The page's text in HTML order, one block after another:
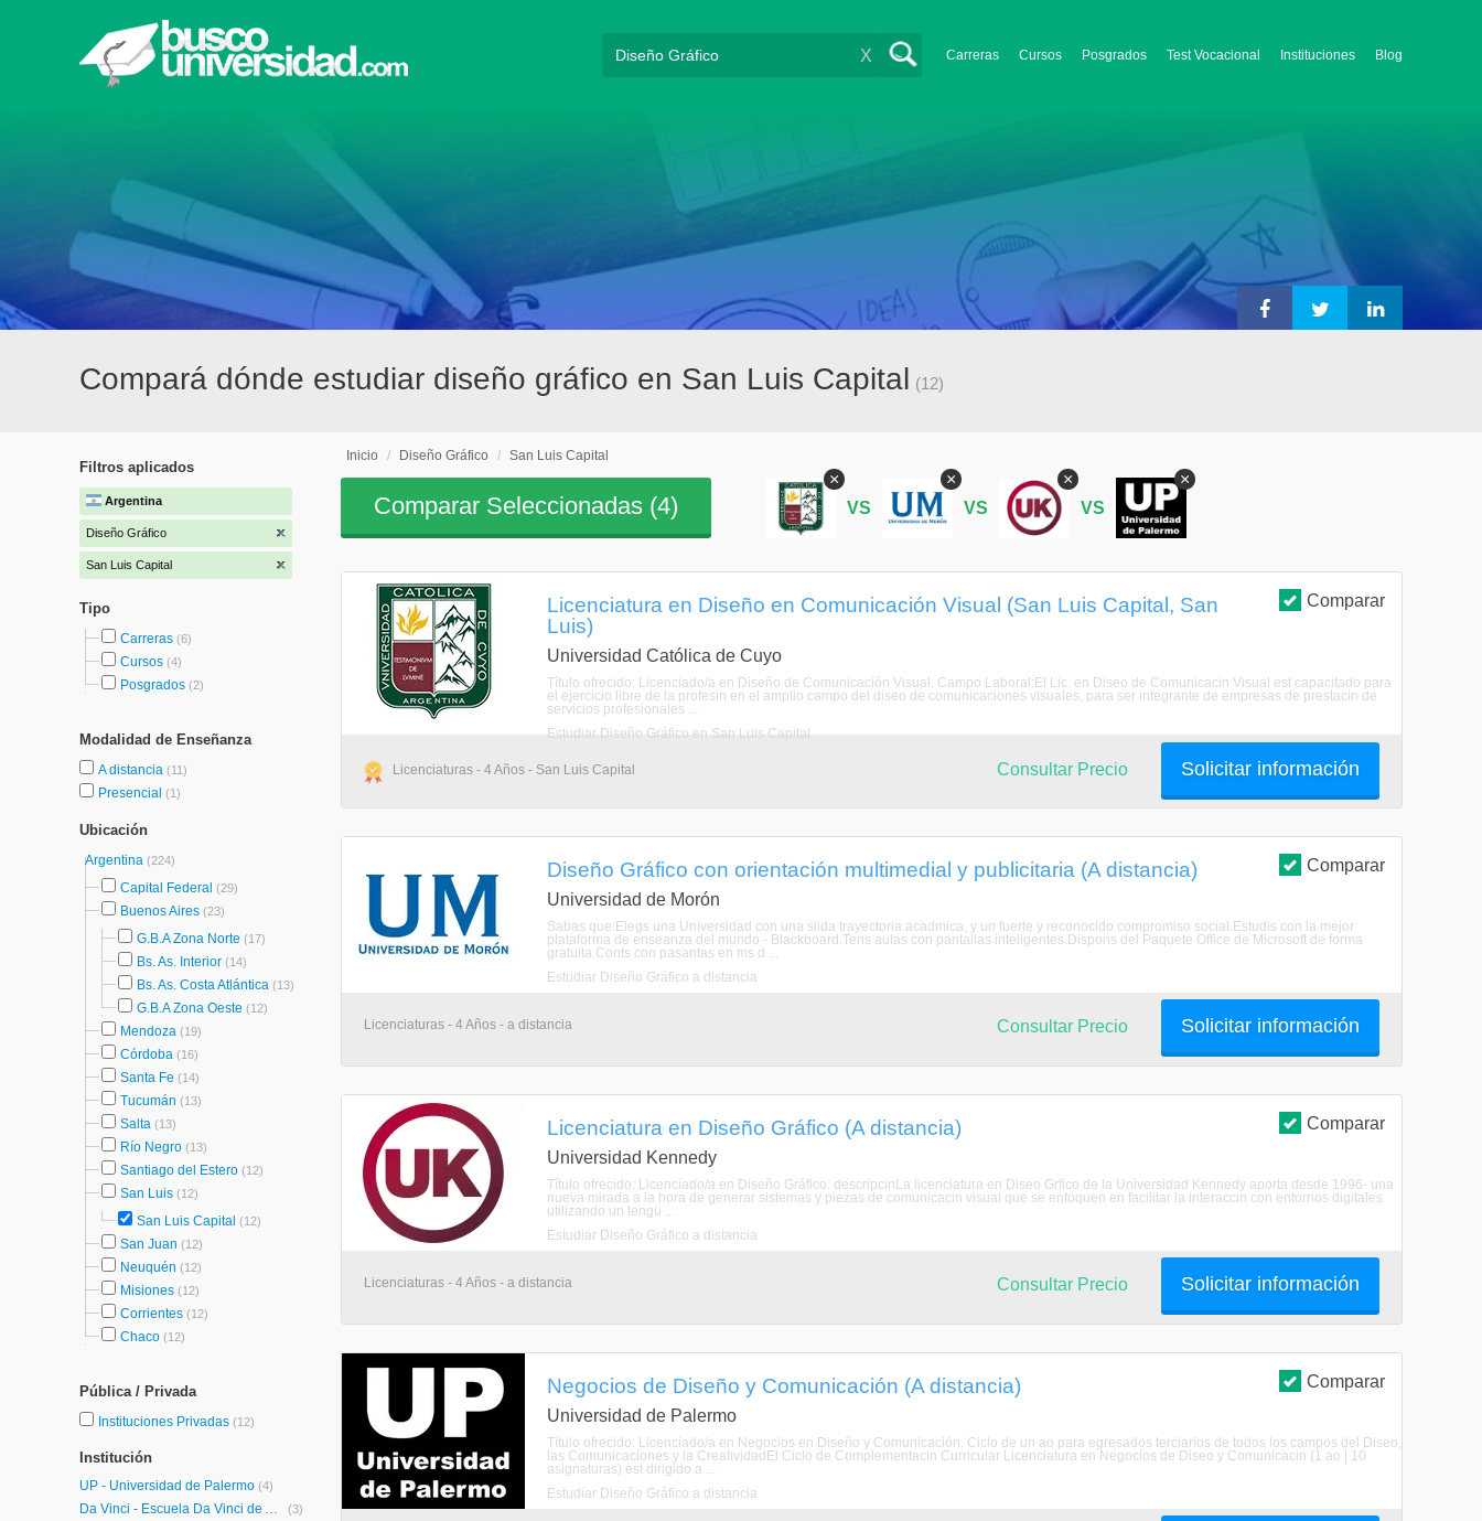
Carreras Cursos Posgrados Test Vocacional Instituciones Blog
X
Compará dónde estudiar diseño gráfico en San Luis Capital (12)
Filtros aplicados
Argentina
Diseño Gráfico
San Luis Capital
Tipo
Carreras (6)
Cursos (4)
Posgrados (2)
Modalidad de Enseñanza
A distancia (11)
Presencial (1)
Ubicación
Argentina (224)
Capital Federal (29)
Buenos Aires (23)
G.B.A Zona Norte (17)
Bs. As. Interior (14)
Bs. As. Costa Atlántica (13)
G.B.A Zona Oeste (12)
Mendoza (19)
Córdoba (16)
Santa Fe (14)
Tucumán (13)
Salta (13)
Río Negro (13)
Santiago del Estero (12)
San Luis (12)
San Luis Capital (12)
San Juan (12)
Neuquén (12)
Misiones (12)
Corrientes (12)
Chaco (12)
Pública / Privada
Instituciones Privadas (12)
Institución
UP - Universidad de Palermo (4)
Da Vinci - Escuela Da Vinci de Arte y Diseño Multimedial (3)
Inicio / Diseño Gráfico / San Luis Capital
Comparar Seleccionadas (4)
×
VS
×
VS
×
VS
×
Comparar
Licenciatura en Diseño en Comunicación Visual (San Luis Capital, San
Luis)
Universidad Católica de Cuyo
Título ofrecido: Licenciado/a en Diseño de Comunicación Visual. Campo Laboral:El Lic. en Diseo de Comunicacin Visual est capacitado para
el ejercicio libre de la profesin en el amplio campo del diseo de comunicaciones visuales, para ser integrante de empresas de prestacin de
servicios profesionales ...
Estudiar Diseño Gráfico en San Luis Capital
Licenciaturas - 4 Años - San Luis Capital Solicitar información
Consultar Precio
Comparar
Diseño Gráfico con orientación multimedial y publicitaria (A distancia)
Universidad de Morón
Sabas que:Elegs una Universidad con una slida trayectoria acadmica, y un fuerte y reconocido compromiso social.Estudis con la mejor
plataforma de enseanza del mundo - Blackboard.Tens aulas con pantallas inteligentes.Dispons del Paquete Office de Microsoft de forma
gratuita.Conts con pasantas en ms d ...
Estudiar Diseño Gráfico a distancia
Licenciaturas - 4 Años - a distancia Solicitar información
Consultar Precio
Comparar
Licenciatura en Diseño Gráfico (A distancia)
Universidad Kennedy
Título ofrecido: Licenciado/a en Diseño Gráfico. descripcinLa licenciatura en Diseo Grfico de la Universidad Kennedy aporta desde 1996- una
nueva mirada a la hora de generar sistemas y piezas de comunicacin visual que se enfoquen en facilitar la interaccin con entornos digitales
utilizando un lengu ...
Estudiar Diseño Gráfico a distancia
Licenciaturas - 4 Años - a distancia Solicitar información
Consultar Precio
Comparar
Negocios de Diseño y Comunicación (A distancia)
Universidad de Palermo
Título ofrecido: Licenciado/a en Negocios en Diseño y Comunicación. Ciclo de un ao para egresados terciarios de todos los campos del Diseo,
las Comunicaciones y la CreatividadEl Ciclo de Complementacin Curricular Licenciatura en Negocios de Diseo y Comunicacin (1 ao | 10
asignaturas) est dirigido a ...
Estudiar Diseño Gráfico a distancia